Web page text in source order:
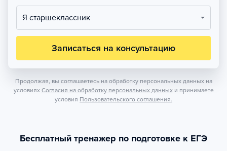
Я старшеклассник
Записаться на консультацию
Продолжая, вы соглашаетесь на обработку персональных данных на
условиях Согласия на обработку персональных данных и принимаете
условия Пользовательского соглашения.
Бесплатный тренажер по подготовке к ЕГЭ